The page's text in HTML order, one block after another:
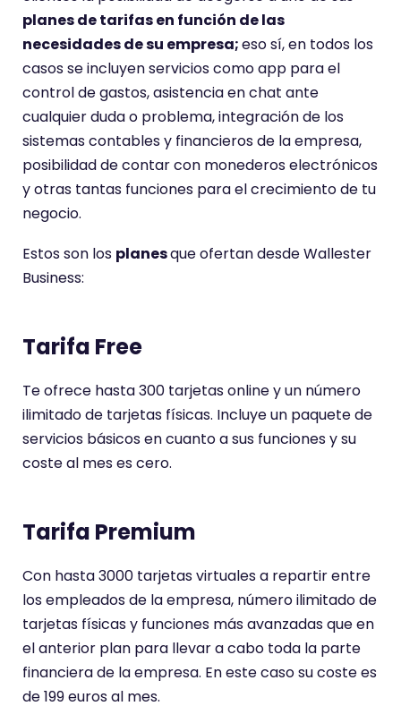
planes de tarifas en función de las
necesidades de su empresa;eso sí, en todos los
casos se incluyen servicios como app para el
control de gastos, asistencia en chat ante
cualquier duda o problema, integración de los
sistemas contables y financieros de la empresa,
posibilidad de contar con monederos electrónicos
y otras tantas funciones para el crecimiento de tu
negocio.
Estos son los planesque ofertan desde Wallester
Business:
Tarifa Free
Te ofrece hasta 300 tarjetas online y un número
ilimitado de tarjetas físicas. Incluye un paquete de
servicios básicos en cuanto a sus funciones y su
coste al mes es cero.
Tarifa Premium
Con hasta 3000 tarjetas virtuales a repartir entre
los empleados de la empresa, número ilimitado de
tarjetas físicas y funciones más avanzadas que en
el anterior plan para llevar a cabo toda la parte
financiera de la empresa. En este caso su coste es
de 199 euros al mes.